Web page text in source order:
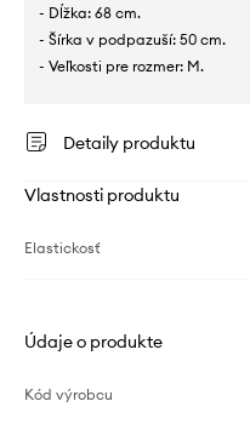
- Dĺžka: 68 cm.
- Šírka v podpazuší: 50 cm.
- Veľkosti pre rozmer: M.
Detaily produktu
Vlastnosti produktu
Elastickosť
Údaje o produkte
Kód výrobcu